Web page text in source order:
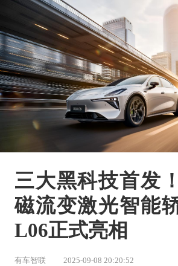
三大黑科技首发
磁流变激光智能
L06正式亮相
有车智联 2025-09-08 20:20:52